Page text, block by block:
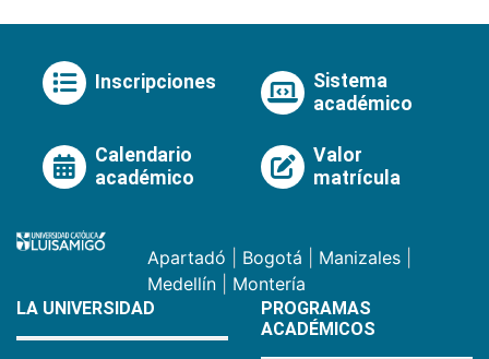
Inscripciones
Sistema
académico
Calendario
académico
Valor
matrícula
Apartadó Bogotá Manizales
Medellín
Montería
LA UNIVERSIDAD
PROGRAMAS
ACADÉMICOS